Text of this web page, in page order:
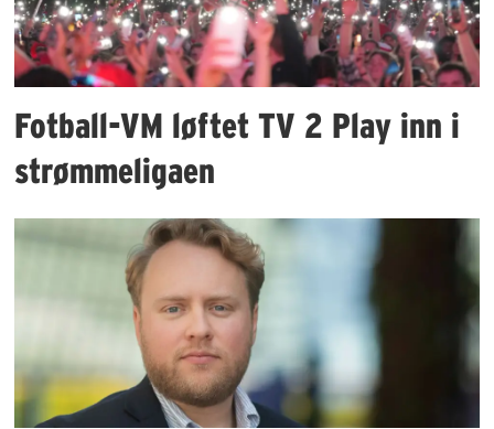
Fotball-VM løftet TV 2 Play inn i
strømmeligaen